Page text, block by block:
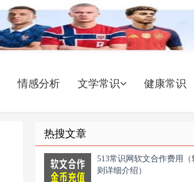
情感分析 文学常识 健康常识
热搜文章
513常识网软文合作费用
则详细介绍）